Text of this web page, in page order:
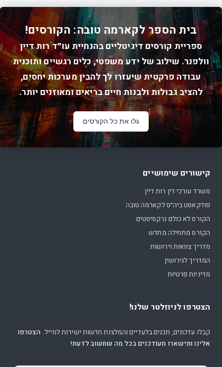
בית הספר לקארמה טובה: הקורסים!
ספריית קורסים דיגיטליים בהנחיית עו״ד רות דיין
וולפנר. שילוב של ידע משפטי, כלים רגשיים ותוכנית
עבודה פרקטית שיעזרו לך להבין מערכות יחסים,
להציב גבולות ולבנות חיים בריאים ומאוזנים יותר.
גלו את כל הקורסים
קישורים שימושיים
משרד עורכי דין רות דיין
פודקאסט ביה״ס לקארמה טובה
הקורס לא כולם נרקסיסטים
הקורס מתחילה מחדש
מדריך צוואות וירושות
המדריך לגירושין
מדיניות פרטיות
הצטרפו לניוזלטר שלנו!
קבלו עדכונים, תכנים בלעדיים והמלצות חדשות ישירות למייל. הצטרפו
אלינו ותישארו מעודכנים בכל מה שחשוב לדעת!